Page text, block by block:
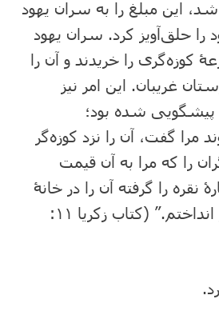
این مبلغ را به سران یهود
را حلق‌آویز کرد. سران یهود
کوزه‌گری را خریدند و آن را
غریبان. این امر نیز
شده بود؛
مرا گفت، آن را نزد کوزه‌گر
را که مرا به آن قیمت
را گرفته آن را در خانۀ
خداوند، نزد کوزه‌گر انداختم.” (کتاب زکریا ۱۱: